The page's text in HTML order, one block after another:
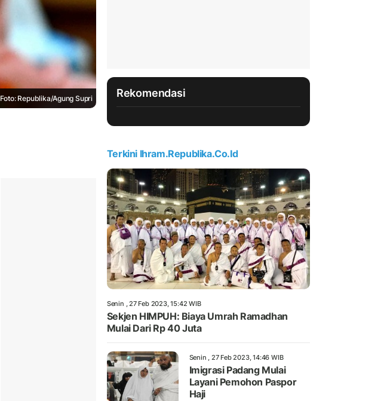
Foto: Republika/Agung Supri Rekomendasi
Terkini Ihram.republika.co.id
Senin , 27 Feb 2023, 15:42 WIB
Sekjen HIMPUH: Biaya Umrah Ramadhan
Mulai Dari Rp 40 Juta
Senin , 27 Feb 2023, 14:46 WIB
Imigrasi Padang Mulai
Layani Pemohon Paspor
Haji